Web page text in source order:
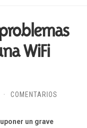
WiFi
·
COMENTARIOS
un grave